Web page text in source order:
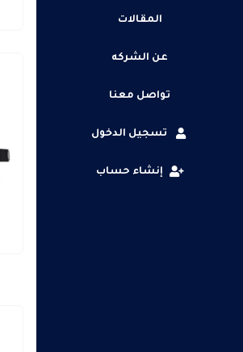
المقالات
عن الشركه
تواصل معنا
تسجيل الدخول
إنشاء حساب